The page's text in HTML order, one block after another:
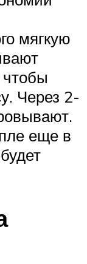
мягкую
Через 2-
еще в